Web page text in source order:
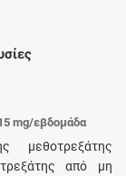
mg/εβδομάδα
μεθοτρεξάτης
από μη